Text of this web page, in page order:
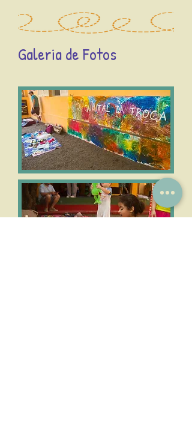
Galeria de Fotos